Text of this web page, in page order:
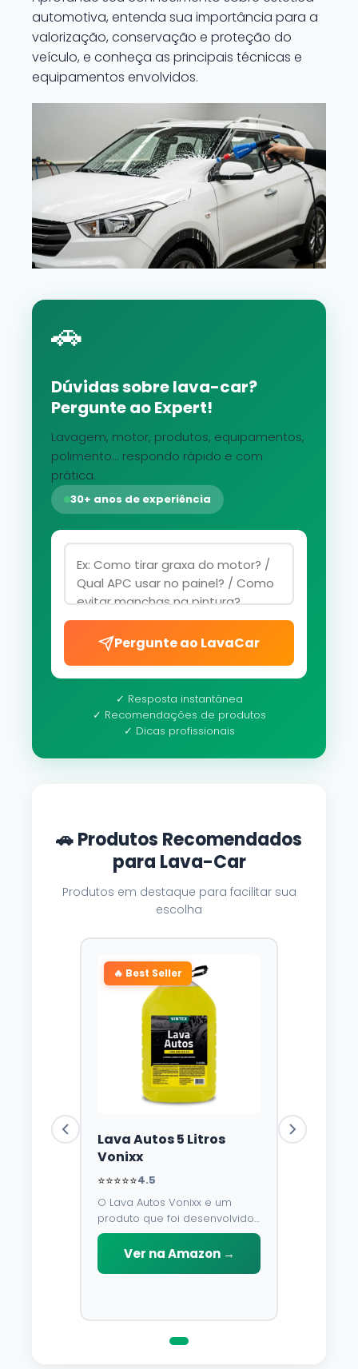
automotiva, entenda sua importância para a
valorização, conservação e proteção do
veículo, e conheça as principais técnicas e
equipamentos envolvidos.
🚗
Dúvidas sobre lava-car?
Pergunte ao Expert!
Lavagem, motor, produtos, equipamentos,
polimento... respondo rápido e com
prática.
30+ anos de experiência
Pergunte ao LavaCar
✓ Resposta instantânea
✓ Recomendações de produtos
✓ Dicas profissionais
🚗 Produtos Recomendados
para Lava-Car
Produtos em destaque para facilitar sua
escolha
🔥 Best Seller
Lava Autos 5 Litros
Vonixx
⭐⭐⭐⭐⭐4.5
O Lava Autos Vonixx e um
produto que foi desenvolvido
para limpar, proteger e
conservar a lataria do veiculo.
Por possuir pH neutro, pode
Ver na Amazon →